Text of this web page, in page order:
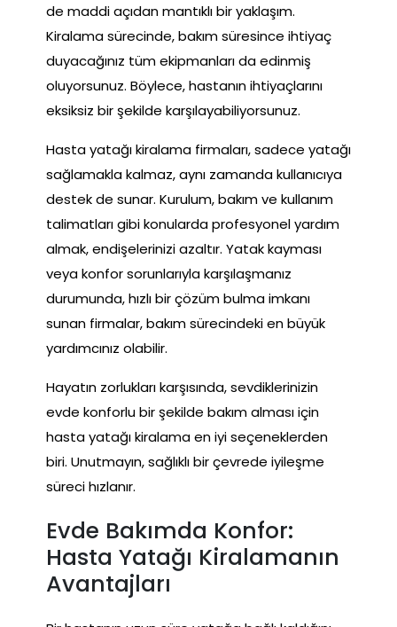
de maddi açıdan mantıklı bir yaklaşım.
Kiralama sürecinde, bakım süresince ihtiyaç
duyacağınız tüm ekipmanları da edinmiş
oluyorsunuz. Böylece, hastanın ihtiyaçlarını
eksiksiz bir şekilde karşılayabiliyorsunuz.
Hasta yatağı kiralama firmaları, sadece yatağı
sağlamakla kalmaz, aynı zamanda kullanıcıya
destek de sunar. Kurulum, bakım ve kullanım
talimatları gibi konularda profesyonel yardım
almak, endişelerinizi azaltır. Yatak kayması
veya konfor sorunlarıyla karşılaşmanız
durumunda, hızlı bir çözüm bulma imkanı
sunan firmalar, bakım sürecindeki en büyük
yardımcınız olabilir.
Hayatın zorlukları karşısında, sevdiklerinizin
evde konforlu bir şekilde bakım alması için
hasta yatağı kiralama en iyi seçeneklerden
biri. Unutmayın, sağlıklı bir çevrede iyileşme
süreci hızlanır.
Evde Bakımda Konfor:
Hasta Yatağı Kiralamanın
Avantajları